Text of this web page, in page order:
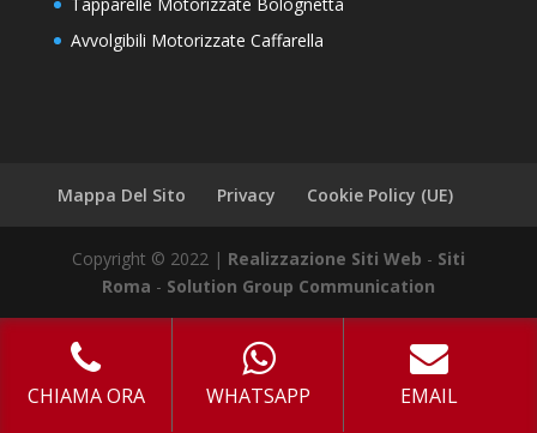
Avvolgibili Motorizzate Caffarella
Mappa Del Sito Privacy Cookie Policy (UE)
Copyright © 2022 | Realizzazione Siti Web - Siti
Roma - Solution Group Communication
CHIAMA ORA WHATSAPP EMAIL